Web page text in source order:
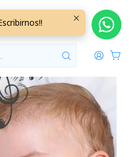
Blanco Koala +3M